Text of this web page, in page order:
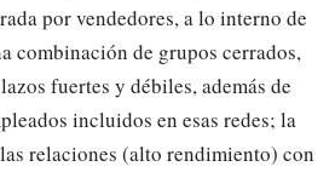
por vendedores, a lo interno de
combinación de grupos cerrados,
fuertes y débiles, además de
incluidos en esas redes; la
relaciones (alto rendimiento) con